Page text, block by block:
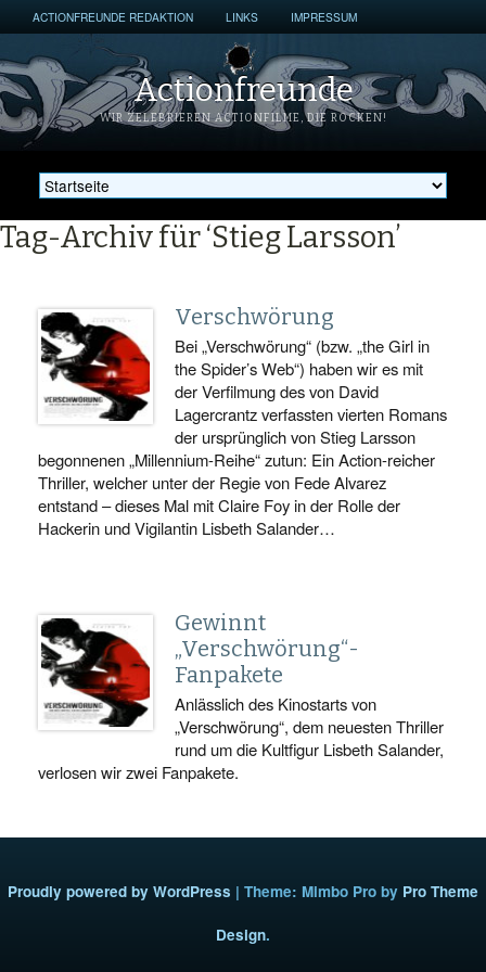
ACTIONFREUNDE REDAKTION LINKS IMPRESSUM
Actionfreunde
WIR ZELEBRIEREN ACTIONFILME, DIE ROCKEN!
Tag-Archiv für ‘Stieg Larsson’
Verschwörung
Bei „Verschwörung“ (bzw. „the Girl in
the Spider’s Web“) haben wir es mit
der Verfilmung des von David
Lagercrantz verfassten vierten Romans
der ursprünglich von Stieg Larsson
begonnenen „Millennium-Reihe“ zutun: Ein Action-reicher
Thriller, welcher unter der Regie von Fede Alvarez
entstand – dieses Mal mit Claire Foy in der Rolle der
Hackerin und Vigilantin Lisbeth Salander…
Gewinnt
„Verschwörung“-
Fanpakete
Anlässlich des Kinostarts von
„Verschwörung“, dem neuesten Thriller
rund um die Kultfigur Lisbeth Salander,
verlosen wir zwei Fanpakete.
Proudly powered by WordPress | Theme: Mimbo Pro by Pro Theme
Design.